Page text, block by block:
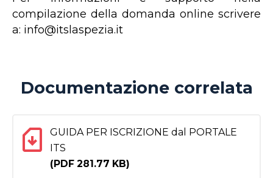
compilazione della domanda online scrivere
a: info@itslaspezia.it
Documentazione correlata
GUIDA PER ISCRIZIONE dal PORTALE
ITS
(PDF 281.77 KB)